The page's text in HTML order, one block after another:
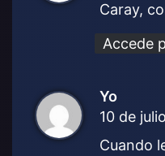
e
:
Caray,
Accede
Yo
i
10 de
Cuando